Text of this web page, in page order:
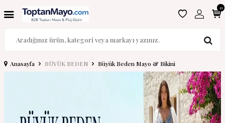
0
Anasayfa BÜYÜK BEDEN Büyük Beden Mayo & Bikini